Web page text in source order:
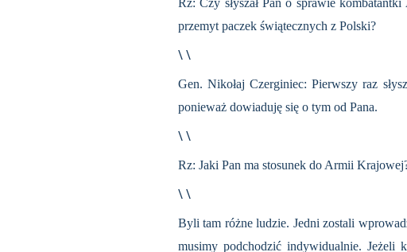
Rz: Czy słyszał Pan o sprawie
przemyt paczek świątecznych z Polski?
\ \
Gen. Nikołaj Czerginiec: Pierwszy raz
ponieważ dowiaduję się o tym od Pana.
\ \
Rz: Jaki Pan ma stosunek do Armii
\ \
Byli tam różne ludzie. Jedni zostali
musimy podchodzić indywidualnie. Jeżeli